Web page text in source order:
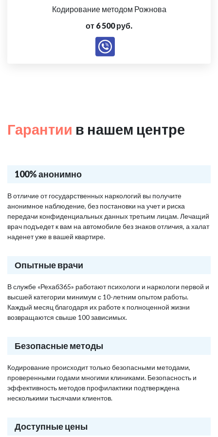
Кодирование методом Рожнова
от 6 500 руб.
Гарантии в нашем центре
100% анонимно
В отличие от государственных наркологий вы получите
анонимное наблюдение, без постановки на учет и риска
передачи конфиденциальных данных третьим лицам. Лечащий
врач подъедет к вам на автомобиле без знаков отличия, а халат
наденет уже в вашей квартире.
Опытные врачи
В службе «Рехаб365» работают психологи и наркологи первой и
высшей категории минимум с 10-летним опытом работы.
Каждый месяц благодаря их работе к полноценной жизни
возвращаются свыше 100 зависимых.
Безопасные методы
Кодирование происходит только безопасными методами,
проверенными годами многими клиниками. Безопасность и
эффективность методов профилактики подтверждена
несколькими тысячами клиентов.
Доступные цены